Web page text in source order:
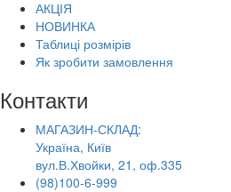
АКЦІЯ
НОВИНКА
Таблиці розмірів
Як зробити замовлення
Контакти
МАГАЗИН-СКЛАД:
Україна, Київ
вул.В.Хвойки, 21, оф.335
(98)100-6-999